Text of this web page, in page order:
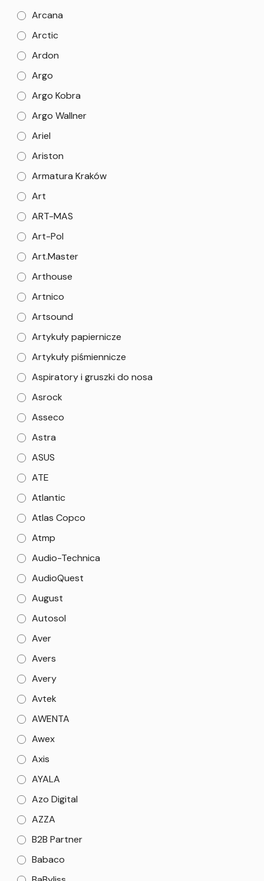
Arcana
Arctic
Ardon
Argo
Argo Kobra
Argo Wallner
Ariel
Ariston
Armatura Kraków
Art
ART-MAS
Art-Pol
Art.Master
Arthouse
Artnico
Artsound
Artykuły papiernicze
Artykuły piśmiennicze
Aspiratory i gruszki do nosa
Asrock
Asseco
Astra
ASUS
ATE
Atlantic
Atlas Copco
Atmp
Audio-Technica
AudioQuest
August
Autosol
Aver
Avers
Avery
Avtek
AWENTA
Awex
Axis
AYALA
Azo Digital
AZZA
B2B Partner
Babaco